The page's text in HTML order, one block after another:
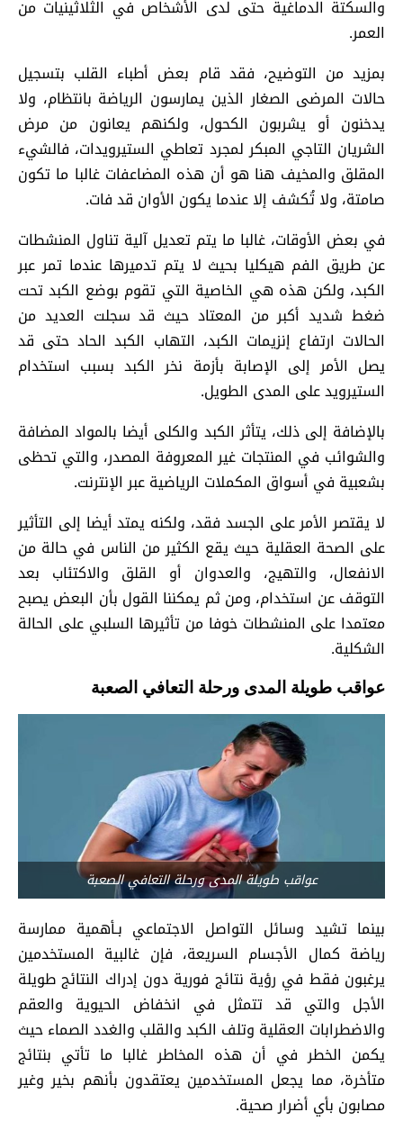
والسكتة الدماغية حتى لدى الأشخاص في الثلاثينيات من
العمر.
بمزيد من التوضيح، فقد قام بعض أطباء القلب بتسجيل
حالات المرضى الصغار الذين يمارسون الرياضة بانتظام، ولا
يدخنون أو يشربون الكحول، ولكنهم يعانون من مرض
الشريان التاجي المبكر لمجرد تعاطي الستيرويدات، فالشيء
المقلق والمخيف هنا هو أن هذه المضاعفات غالبا ما تكون
صامتة، ولا تُكشف إلا عندما يكون الأوان قد فات.
في بعض الأوقات، غالبا ما يتم تعديل آلية تناول المنشطات
عن طريق الفم هيكليا بحيث لا يتم تدميرها عندما تمر عبر
الكبد، ولكن هذه هي الخاصية التي تقوم بوضع الكبد تحت
ضغط شديد أكبر من المعتاد حيث قد سجلت العديد من
الحالات ارتفاع إنزيمات الكبد، التهاب الكبد الحاد حتى قد
يصل الأمر إلى الإصابة بأزمة نخر الكبد بسبب استخدام
الستيرويد على المدى الطويل.
بالإضافة إلى ذلك، يتأثر الكبد والكلى أيضا بالمواد المضافة
والشوائب في المنتجات غير المعروفة المصدر، والتي تحظى
بشعبية في أسواق المكملات الرياضية عبر الإنترنت.
لا يقتصر الأمر على الجسد فقد، ولكنه يمتد أيضا إلى التأثير
على الصحة العقلية حيث يقع الكثير من الناس في حالة من
الانفعال، والتهيج، والعدوان أو القلق والاكتئاب بعد
التوقف عن استخدام، ومن ثم يمكننا القول بأن البعض يصبح
معتمدا على المنشطات خوفا من تأثيرها السلبي على الحالة
الشكلية.
عواقب طويلة المدى ورحلة التعافي الصعبة
عواقب طويلة المدى ورحلة التعافي الصعبة
بينما تشيد وسائل التواصل الاجتماعي بـأهمية ممارسة
رياضة كمال الأجسام السريعة، فإن غالبية المستخدمين
يرغبون فقط في رؤية نتائج فورية دون إدراك النتائج طويلة
الأجل والتي قد تتمثل في انخفاض الحيوية والعقم
والاضطرابات العقلية وتلف الكبد والقلب والغدد الصماء حيث
يكمن الخطر في أن هذه المخاطر غالبا ما تأتي بنتائج
متأخرة، مما يجعل المستخدمين يعتقدون بأنهم بخير وغير
مصابون بأي أضرار صحية.